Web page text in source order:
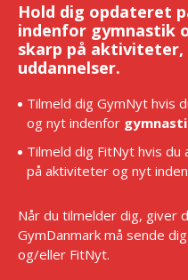
Hold dig opdateret
indenfor gymnastik
skarp på aktiviteter,
uddannelser.
Tilmeld dig GymNyt hvis
og nyt indenfor
Tilmeld dig FitNyt hvis
på aktiviteter og nyt
Når du tilmelder dig, giver
GymDanmark må sende
og/eller FitNyt.